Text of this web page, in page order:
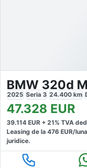
BMW 320d
2025 Seria 3 24.400 km
47.328 EUR
39.114 EUR + 21% TVA
Leasing de la 476 EUR/luna
juridice.